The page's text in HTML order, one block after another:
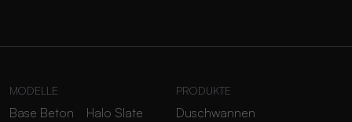
MODELLE
Base Beton
Halo Slate
PRODUKTE
Duschwannen